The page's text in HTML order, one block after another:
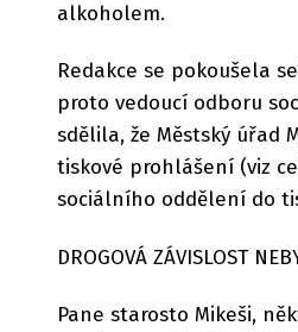
alkoholem.
Redakce se pokoušela
proto vedoucí odboru
sdělila, že Městský úřad
tiskové prohlášení (viz
sociálního oddělení do
DROGOVÁ ZÁVISLOST
Pane starosto Mikeši,